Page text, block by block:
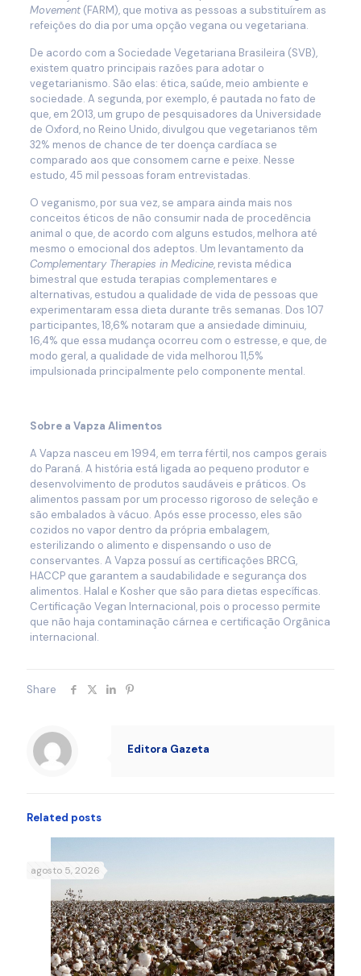
Movement(FARM), que motiva as pessoas a substituírem as
refeições do dia por uma opção vegana ou vegetariana.
De acordo com a Sociedade Vegetariana Brasileira (SVB),
existem quatro principais razões para adotar o
vegetarianismo. São elas: ética, saúde, meio ambiente e
sociedade. A segunda, por exemplo, é pautada no fato de
que, em 2013, um grupo de pesquisadores da Universidade
de Oxford, no Reino Unido, divulgou que vegetarianos têm
32% menos de chance de ter doença cardíaca se
comparado aos que consomem carne e peixe. Nesse
estudo, 45 mil pessoas foram entrevistadas.
O veganismo, por sua vez, se ampara ainda mais nos
conceitos éticos de não consumir nada de procedência
animal o que, de acordo com alguns estudos, melhora até
mesmo o emocional dos adeptos. Um levantamento da
Complementary Therapies in Medicine, revista médica
bimestral que estuda terapias complementares e
alternativas, estudou a qualidade de vida de pessoas que
experimentaram essa dieta durante três semanas. Dos 107
participantes, 18,6% notaram que a ansiedade diminuiu,
16,4% que essa mudança ocorreu com o estresse, e que, de
modo geral, a qualidade de vida melhorou 11,5%
impulsionada principalmente pelo componente mental.
Sobre a Vapza Alimentos
A Vapza nasceu em 1994, em terra fértil, nos campos gerais
do Paraná. A história está ligada ao pequeno produtor e
desenvolvimento de produtos saudáveis e práticos. Os
alimentos passam por um processo rigoroso de seleção e
são embalados à vácuo. Após esse processo, eles são
cozidos no vapor dentro da própria embalagem,
esterilizando o alimento e dispensando o uso de
conservantes. A Vapza possuí as certificações BRCG,
HACCP que garantem a saudabilidade e segurança dos
alimentos. Halal e Kosher que são para dietas específicas.
Certificação Vegan Internacional, pois o processo permite
que não haja contaminação cárnea e certificação Orgânica
internacional.
Share
Editora Gazeta
Related posts
agosto 5, 2026